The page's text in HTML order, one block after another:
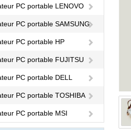
PC portable LENOVO
PC portable SAMSUNG
PC portable HP
PC portable FUJITSU
PC portable DELL
PC portable TOSHIBA
PC portable MSI